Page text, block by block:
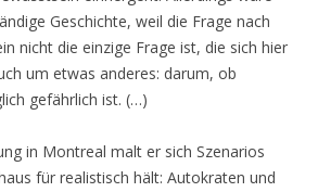
Geschichte, weil die Frage nach
nicht die einzige Frage ist, die sich hier
um etwas anderes: darum, ob
gefährlich ist. (…)
in Montreal malt er sich Szenarios
für realistisch hält: Autokraten und